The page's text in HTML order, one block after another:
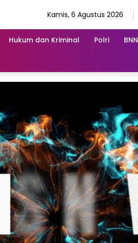
Kamis, 6 Agustus 2026
Hukum dan Kriminal Polri BNN